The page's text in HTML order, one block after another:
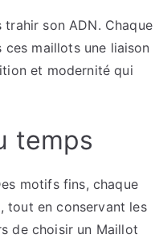
son ADN. Chaque
ces maillots une liaison
et modernité qui
temps
motifs fins, chaque
tout en conservant les
de choisir un Maillot